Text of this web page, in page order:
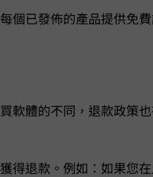
個已發佈的產品提供免
根據您購買軟體的不同，
。例如：如果您在 7 月